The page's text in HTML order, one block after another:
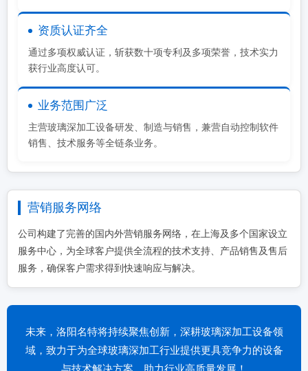
资质认证齐全
通过多项权威认证，斩获数十项专利及多项荣誉，技术实力
获行业高度认可。
业务范围广泛
主营玻璃深加工设备研发、制造与销售，兼营自动控制软件
销售、技术服务等全链条业务。
营销服务网络
公司构建了完善的国内外营销服务网络，在上海及多个国家设立
服务中心，为全球客户提供全流程的技术支持、产品销售及售后
服务，确保客户需求得到快速响应与解决。
未来，洛阳名特将持续聚焦创新，深耕玻璃深加工设备领
域，致力于为全球玻璃深加工行业提供更具竞争力的设备
与技术解决方案，助力行业高质量发展！